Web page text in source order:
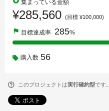
集まっている金額
¥285,560 (目標 ¥100,000)
flag 目標達成率 285%
購入数 56
このプロジェクトは実行確約型です。